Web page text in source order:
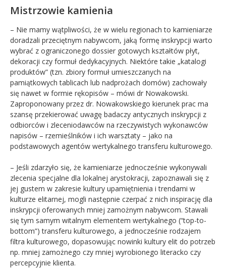
Mistrzowie kamienia
– Nie mamy wątpliwości, że w wielu regionach to kamieniarze
doradzali przeciętnym nabywcom, jaką formę inskrypcji warto
wybrać z ograniczonego dossier gotowych kształtów płyt,
dekoracji czy formuł dedykacyjnych. Niektóre takie „katalogi
produktów” (tzn. zbiory formuł umieszczanych na
pamiątkowych tablicach lub nadprożach domów) zachowały
się nawet w formie rękopisów – mówi dr Nowakowski.
Zaproponowany przez dr. Nowakowskiego kierunek prac ma
szansę przekierować uwagę badaczy antycznych inskrypcji z
odbiorców i zleceniodawców na rzeczywistych wykonawców
napisów – rzemieślników i ich warsztaty – jako na
podstawowych agentów wertykalnego transferu kulturowego.
– Jeśli zdarzyło się, że kamieniarze jednocześnie wykonywali
zlecenia specjalne dla lokalnej arystokracji, zapoznawali się z
jej gustem w zakresie kultury upamiętnienia i trendami w
kulturze elitarnej, mogli następnie czerpać z nich inspirację dla
inskrypcji oferowanych mniej zamożnym nabywcom. Stawali
się tym samym witalnym elementem wertykalnego (“top-to-
bottom”) transferu kulturowego, a jednocześnie rodzajem
filtra kulturowego, dopasowując nowinki kultury elit do potrzeb
np. mniej zamożnego czy mniej wyrobionego literacko czy
percepcyjnie klienta.